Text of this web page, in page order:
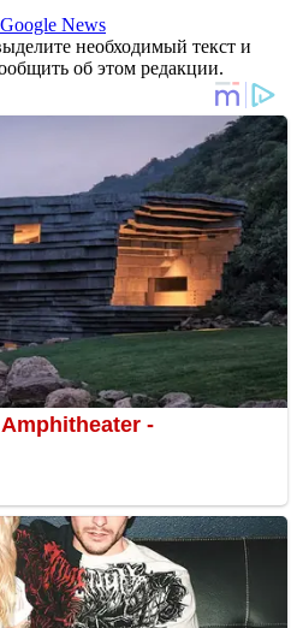
News
необходимый текст и
об этом редакции.